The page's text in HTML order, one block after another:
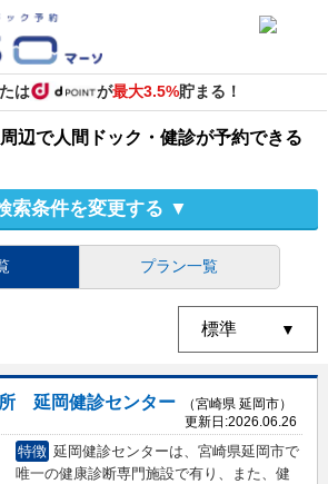
は が最大3.5%貯まる！
辺で人間ドック・健診が予約できる
索条件を変更する ▼
プラン一覧
延岡健診センター
（宮崎県 延岡市）
更新日:2026.06.26
特徴 延岡健診センターは、宮崎県延岡市で
唯一の健康診断専門施設で有り、また、健